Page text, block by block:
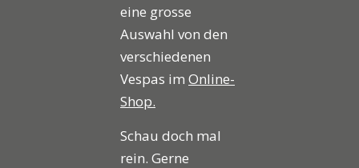
eine grosse
Auswahl von den
verschiedenen
Vespas im Online-
Shop.
Schau doch mal
rein. Gerne